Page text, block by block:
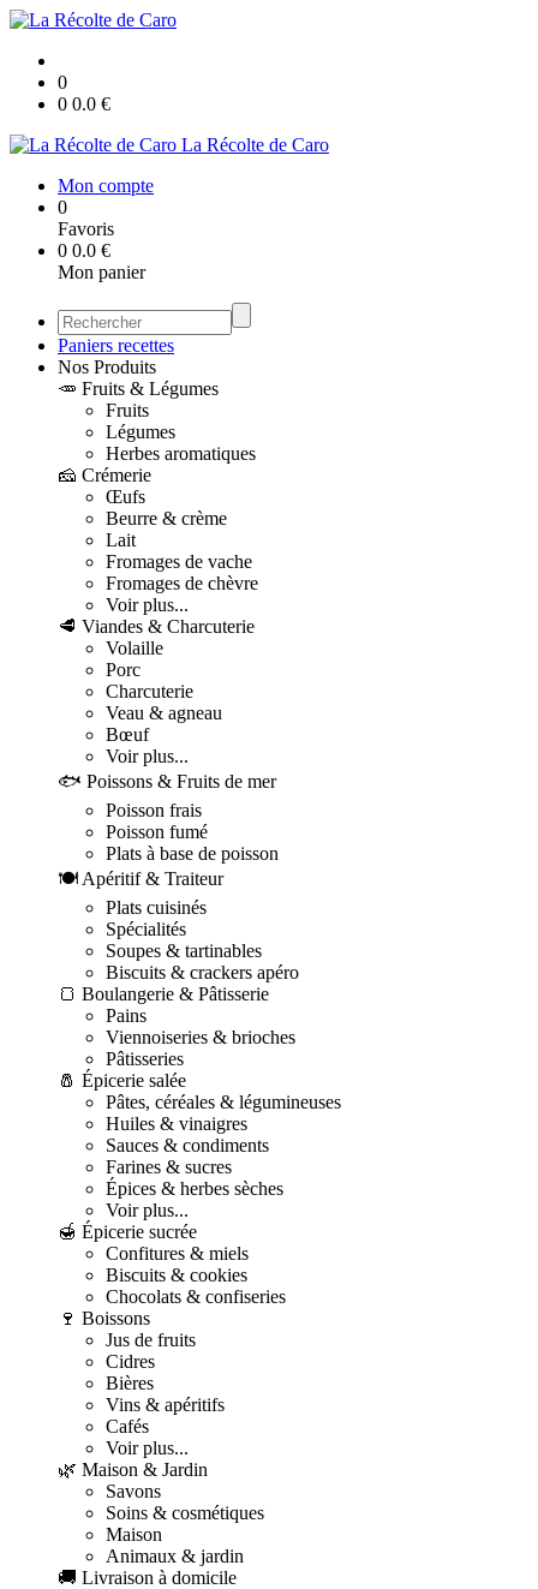
0
0 0.0 €
La Récolte de Caro
Mon compte
0
Favoris
0 0.0 €
Mon panier
Paniers recettes
Nos Produits
🥕 Fruits & Légumes
Fruits
Légumes
Herbes aromatiques
🧀 Crémerie
Œufs
Beurre & crème
Lait
Fromages de vache
Fromages de chèvre
Voir plus...
🥩 Viandes & Charcuterie
Volaille
Porc
Charcuterie
Veau & agneau
Bœuf
Voir plus...
🐟 Poissons & Fruits de mer
Poisson frais
Poisson fumé
Plats à base de poisson
🍽️ Apéritif & Traiteur
Plats cuisinés
Spécialités
Soupes & tartinables
Biscuits & crackers apéro
🍞 Boulangerie & Pâtisserie
Pains
Viennoiseries & brioches
Pâtisseries
🧂 Épicerie salée
Pâtes, céréales & légumineuses
Huiles & vinaigres
Sauces & condiments
Farines & sucres
Épices & herbes sèches
Voir plus...
🍯 Épicerie sucrée
Confitures & miels
Biscuits & cookies
Chocolats & confiseries
🍷 Boissons
Jus de fruits
Cidres
Bières
Vins & apéritifs
Cafés
Voir plus...
🌿 Maison & Jardin
Savons
Soins & cosmétiques
Maison
Animaux & jardin
🚚 Livraison à domicile